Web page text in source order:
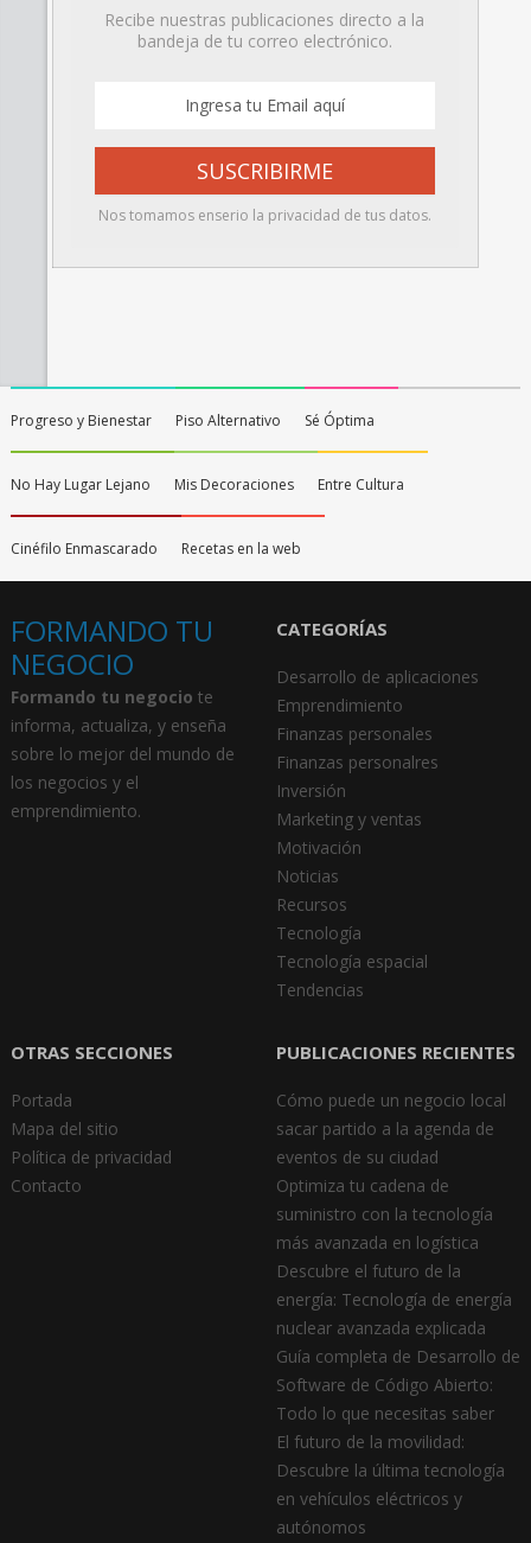
Recibe nuestras publicaciones directo a la
bandeja de tu correo electrónico.
Nos tomamos enserio la privacidad de tus datos.
Progreso y Bienestar Piso Alternativo Sé Óptima
No Hay Lugar Lejano Mis Decoraciones Entre Cultura
Cinéfilo Enmascarado Recetas en la web
FORMANDO TU
NEGOCIO
Formando tu negocio te
informa, actualiza, y enseña
sobre lo mejor del mundo de
los negocios y el
emprendimiento.
CATEGORÍAS
Desarrollo de aplicaciones
Emprendimiento
Finanzas personales
Finanzas personalres
Inversión
Marketing y ventas
Motivación
Noticias
Recursos
Tecnología
Tecnología espacial
Tendencias
OTRAS SECCIONES
Portada
Mapa del sitio
Política de privacidad
Contacto
PUBLICACIONES RECIENTES
Cómo puede un negocio local
sacar partido a la agenda de
eventos de su ciudad
Optimiza tu cadena de
suministro con la tecnología
más avanzada en logística
Descubre el futuro de la
energía: Tecnología de energía
nuclear avanzada explicada
Guía completa de Desarrollo de
Software de Código Abierto:
Todo lo que necesitas saber
El futuro de la movilidad:
Descubre la última tecnología
en vehículos eléctricos y
autónomos